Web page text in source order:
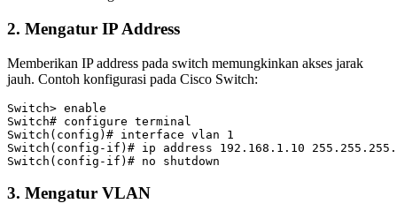
2. Mengatur IP Address
Memberikan IP address pada switch memungkinkan akses jarak
jauh. Contoh konfigurasi pada Cisco Switch:
Switch> enable
Switch# configure terminal
Switch(config)# interface vlan 1
Switch(config-if)# ip address 192.168.1.10
3. Mengatur VLAN